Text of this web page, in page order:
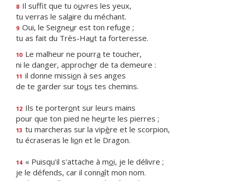
8 Il suffit que tu ouvres les yeux,
tu verras le salaire du méchant.
9 Oui, le Seigneur est ton refuge ;
tu as fait du Très-Haut ta forteresse.
10 Le malheur ne pourra te toucher,
ni le danger, approcher de ta demeure :
11 il donne mission à ses anges
de te garder sur tous tes chemins.
12 Ils te porteront sur leurs mains
pour que ton pied ne heurte les pierres ;
13 tu marcheras sur la vipère et le scorpion,
tu écraseras le lion et le Dragon.
14 « Puisqu'il s'attache à moi, je le délivre ;
je le défends, car il connaît mon nom.